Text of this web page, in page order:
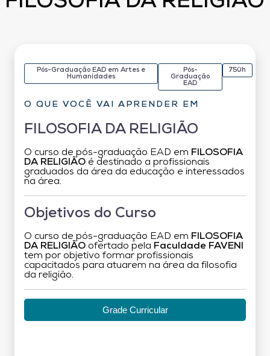
Pós-Graduação EAD em Artes e
Humanidades
Pós-
Graduação
EAD
750h
O QUE VOCÊ VAI APRENDER EM
FILOSOFIA DA RELIGIÃO
O curso de pós-graduação EAD em FILOSOFIA
DA RELIGIÃO é destinado a profissionais
graduados da área da educação e interessados
na área.
Objetivos do Curso
O curso de pós-graduação EAD em FILOSOFIA
DA RELIGIÃO ofertado pela Faculdade FAVENI
tem por objetivo formar profissionais
capacitados para atuarem na área da filosofia
da religião.
Grade Curricular